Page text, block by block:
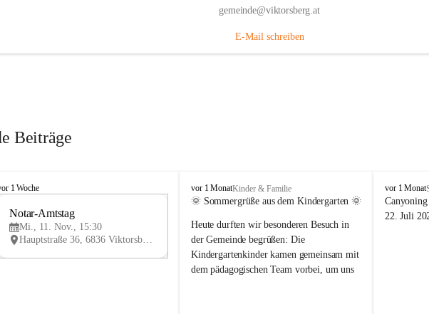
gemeinde@viktorsberg.at
E-Mail schreiben
Beiträge
1 Woche
V
Notar-Amtstag
Mi., 11. Nov., 15:30
Hauptstraße 36, 6836 Viktorsberg, AUT
V
i
t
o
r
s
vor 1 MonatKinder & Familie
🌞 Sommergrüße aus dem Kindergarten 🌞
Heute durften wir besonderen Besuch in
der Gemeinde begrüßen: Die
Kindergartenkinder kamen gemeinsam mit
dem pädagogischen Team vorbei, um uns
V
i
k
vor 1 Monat
22. Juli